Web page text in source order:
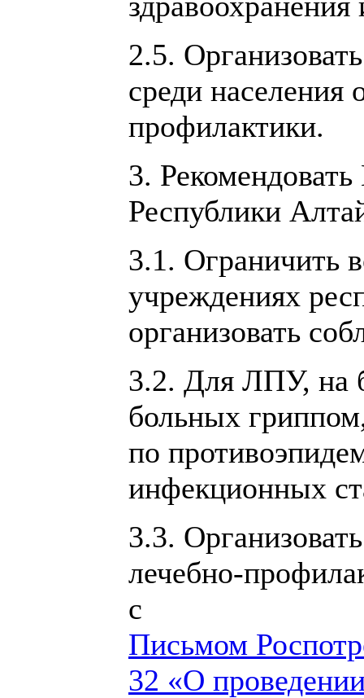
2.5.
среди
профилактики.
3.
Республики
3.1. Ограничить
учреждениях
организовать
3.2. Для ЛПУ, на
больных
по
инфекционных
3.3.
лечебно-
с
Письмом
32 «О